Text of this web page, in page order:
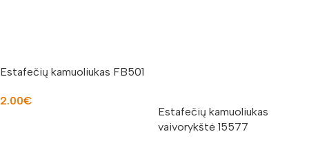
Estafečių kamuoliukas FB501
2.00€
Estafečių kamuoliukas
vaivorykštė 15577